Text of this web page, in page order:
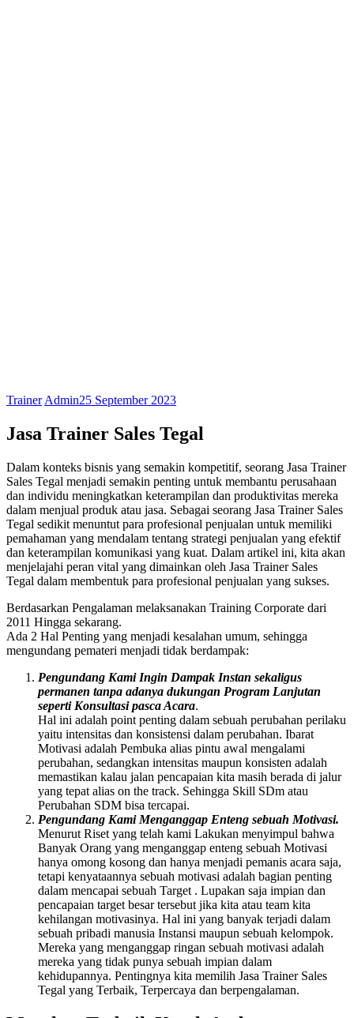
Trainer Admin25 September 2023
Jasa Trainer Sales Tegal
Dalam konteks bisnis yang semakin kompetitif, seorang Jasa Trainer
Sales Tegal menjadi semakin penting untuk membantu perusahaan
dan individu meningkatkan keterampilan dan produktivitas mereka
dalam menjual produk atau jasa. Sebagai seorang Jasa Trainer Sales
Tegal sedikit menuntut para profesional penjualan untuk memiliki
pemahaman yang mendalam tentang strategi penjualan yang efektif
dan keterampilan komunikasi yang kuat. Dalam artikel ini, kita akan
menjelajahi peran vital yang dimainkan oleh Jasa Trainer Sales
Tegal dalam membentuk para profesional penjualan yang sukses.
Berdasarkan Pengalaman melaksanakan Training Corporate dari
2011 Hingga sekarang.
Ada 2 Hal Penting yang menjadi kesalahan umum, sehingga
mengundang pemateri menjadi tidak berdampak:
Pengundang Kami Ingin Dampak Instan sekaligus
permanen tanpa adanya dukungan Program Lanjutan
seperti Konsultasi pasca Acara.
Hal ini adalah point penting dalam sebuah perubahan perilaku
yaitu intensitas dan konsistensi dalam perubahan. Ibarat
Motivasi adalah Pembuka alias pintu awal mengalami
perubahan, sedangkan intensitas maupun konsisten adalah
memastikan kalau jalan pencapaian kita masih berada di jalur
yang tepat alias on the track. Sehingga Skill SDm atau
Perubahan SDM bisa tercapai.
Pengundang Kami Menganggap Enteng sebuah Motivasi.
Menurut Riset yang telah kami Lakukan menyimpul bahwa
Banyak Orang yang menganggap enteng sebuah Motivasi
hanya omong kosong dan hanya menjadi pemanis acara saja,
tetapi kenyataannya sebuah motivasi adalah bagian penting
dalam mencapai sebuah Target . Lupakan saja impian dan
pencapaian target besar tersebut jika kita atau team kita
kehilangan motivasinya. Hal ini yang banyak terjadi dalam
sebuah pribadi manusia Instansi maupun sebuah kelompok.
Mereka yang menganggap ringan sebuah motivasi adalah
mereka yang tidak punya sebuah impian dalam
kehidupannya. Pentingnya kita memilih Jasa Trainer Sales
Tegal yang Terbaik, Terpercaya dan berpengalaman.